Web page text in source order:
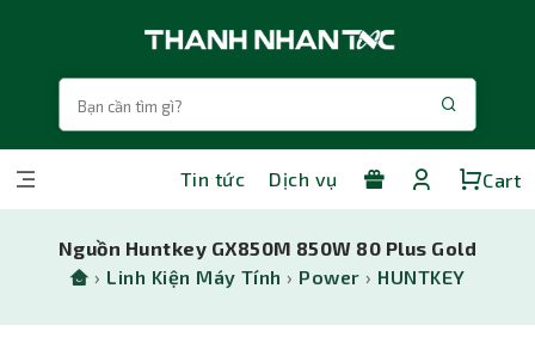
Tin tức Dịch vụ Cart
Nguồn Huntkey GX850M 850W 80 Plus Gold
› Linh Kiện Máy Tính › Power › HUNTKEY